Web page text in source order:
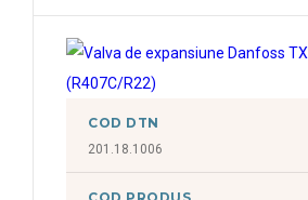
COD DTN
201.18.1006